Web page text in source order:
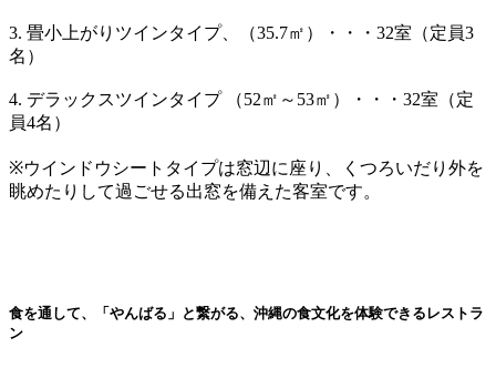
3. 畳小上がりツインタイプ、（35.7㎡）・・・32室（定員3
名）
4. デラックスツインタイプ （52㎡～53㎡）・・・32室（定
員4名）
※ウインドウシートタイプは窓辺に座り、くつろいだり外を
眺めたりして過ごせる出窓を備えた客室です。
食を通して、「やんばる」と繋がる、沖縄の食文化を体験できるレストラ
ン